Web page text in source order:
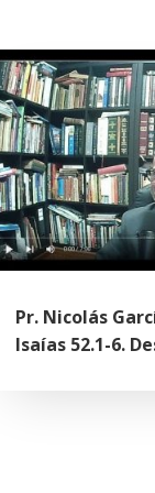
Pr. Nicolás
Isaías 52.1-6.